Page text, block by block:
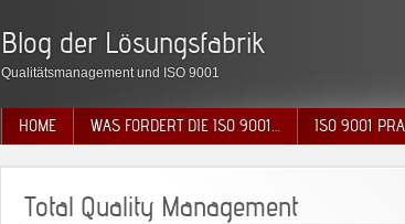
Blog der Lösungsfabrik
Qualitätsmanagement und ISO 9001
HOME WAS FORDERT DIE ISO 9001… ISO 9001
Total Quality Management